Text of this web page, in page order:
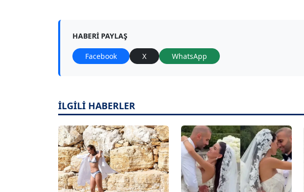
HABERI PAYLAŞ
Facebook X WhatsApp
İLGİLİ HABERLER